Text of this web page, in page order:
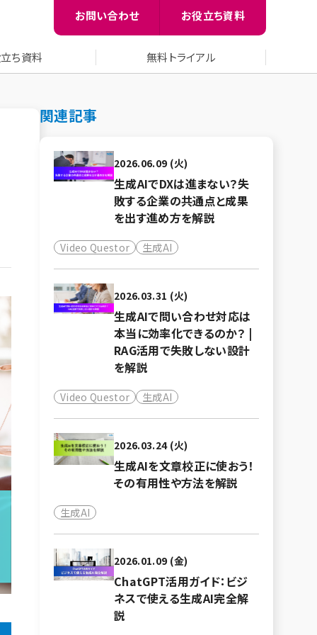
お問い合わせ お役立ち資料
ち資料 無料トライアル
関連記事
2026.06.09 (火)
生成AIでDXは進まない？失
敗する企業の共通点と成果
を出す進め方を解説
Video Questor 生成AI
2026.03.31 (火)
生成AIで問い合わせ対応は
本当に効率化できるのか？ |
RAG活用で失敗しない設計
を解説
Video Questor 生成AI
2026.03.24 (火)
生成AIを文章校正に使おう！
その有用性や方法を解説
生成AI
2026.01.09 (金)
ChatGPT活用ガイド：ビジ
ネスで使える生成AI完全解
説